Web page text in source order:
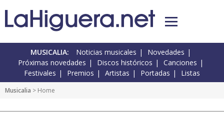
MUSICALIA: Noticias musicales
Novedades
Próximas novedades
Discos históricos
Canciones
Festivales
Premios Artistas Portadas Listas
Musicalia > Home